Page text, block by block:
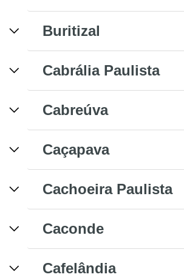
Buritizal
Cabrália Paulista
Cabreúva
Caçapava
Cachoeira Paulista
Caconde
Cafelândia